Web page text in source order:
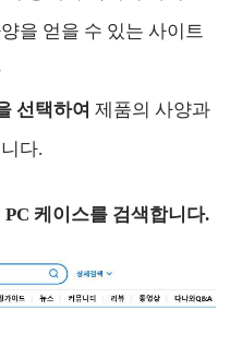
을 얻을 수 있는 사이트
선택하여 제품의 사양과
다.
케이스를 검색합니다.